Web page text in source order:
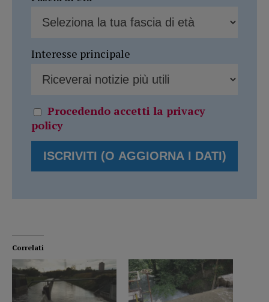
Interesse principale
Procedendo accetti la privacy
policy
Correlati